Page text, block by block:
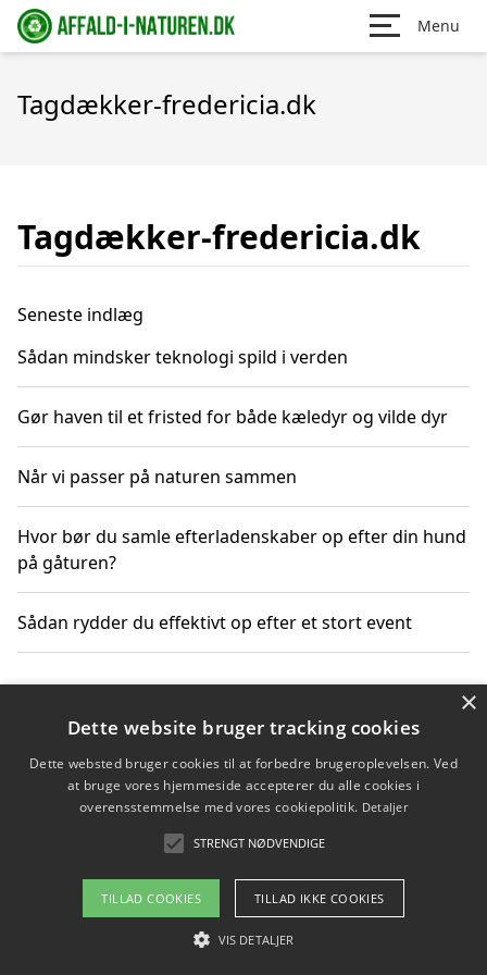
Menu
Tagdækker-fredericia.dk
Tagdækker-fredericia.dk
Seneste indlæg
Sådan mindsker teknologi spild i verden
Gør haven til et fristed for både kæledyr og vilde dyr
Når vi passer på naturen sammen
Hvor bør du samle efterladenskaber op efter din hund
på gåturen?
Sådan rydder du effektivt op efter et stort event
Copyright 2026 - Pilanto Aps
Om / kontakt
Blog Betingelser
×
Dette website bruger tracking cookies
Dette websted bruger cookies til at forbedre brugeroplevelsen. Ved
at bruge vores hjemmeside accepterer du alle cookies i
overensstemmelse med vores cookiepolitik. Detaljer
STRENGT NØDVENDIGE
TILLAD COOKIES TILLAD IKKE COOKIES
VIS DETALJER